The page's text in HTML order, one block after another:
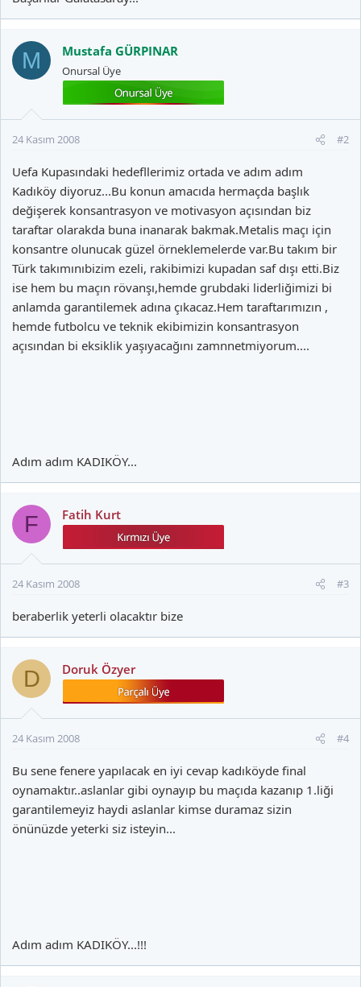
M Mustafa GÜRPINAR
Onursal Üye
24 Kasım 2008 #2
Uefa Kupasındaki hedefllerimiz ortada ve adım adım
Kadıköy diyoruz...Bu konun amacıda hermaçda başlık
değişerek konsantrasyon ve motivasyon açısından biz
taraftar olarakda buna inanarak bakmak.Metalis maçı için
konsantre olunucak güzel örneklemelerde var.Bu takım bir
Türk takımınıbizim ezeli, rakibimizi kupadan saf dışı etti.Biz
ise hem bu maçın rövanşı,hemde grubdaki liderliğimizi bi
anlamda garantilemek adına çıkacaz.Hem taraftarımızın ,
hemde futbolcu ve teknik ekibimizin konsantrasyon
açısından bi eksiklik yaşıyacağını zamnnetmiyorum....
Adım adım KADIKÖY...
F Fatih Kurt
24 Kasım 2008 #3
beraberlik yeterli olacaktır bize
D Doruk Özyer
24 Kasım 2008 #4
Bu sene fenere yapılacak en iyi cevap kadıköyde final
oynamaktır..aslanlar gibi oynayıp bu maçıda kazanıp 1.liği
garantilemeyiz haydi aslanlar kimse duramaz sizin
önünüzde yeterki siz isteyin...
Adım adım KADIKÖY...!!!